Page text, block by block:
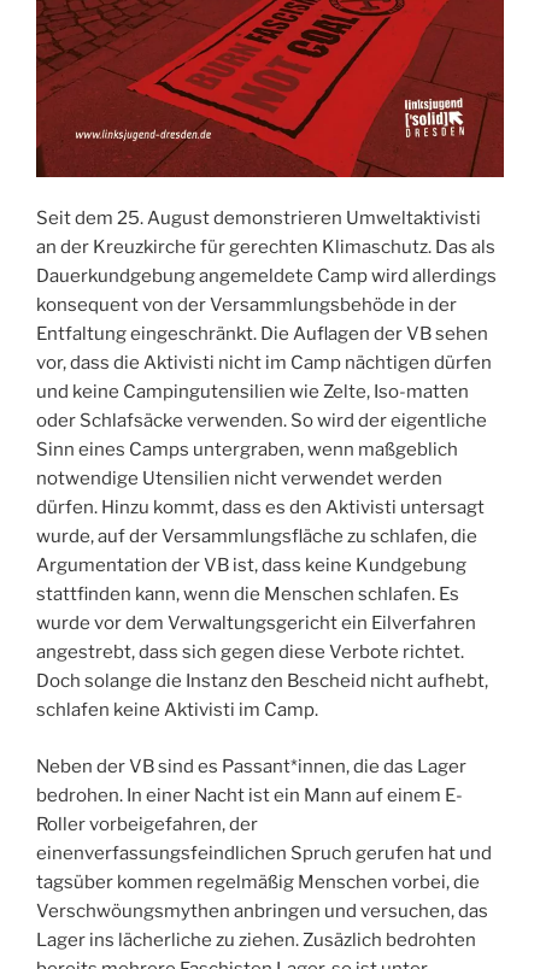
Seit dem 25. August demonstrieren Umweltaktivisti
an der Kreuzkirche für gerechten Klimaschutz. Das als
Dauerkundgebung angemeldete Camp wird allerdings
konsequent von der Versammlungsbehöde in der
Entfaltung eingeschränkt. Die Auflagen der VB sehen
vor, dass die Aktivisti nicht im Camp nächtigen dürfen
und keine Campingutensilien wie Zelte, Iso-matten
oder Schlafsäcke verwenden. So wird der eigentliche
Sinn eines Camps untergraben, wenn maßgeblich
notwendige Utensilien nicht verwendet werden
dürfen. Hinzu kommt, dass es den Aktivisti untersagt
wurde, auf der Versammlungsfläche zu schlafen, die
Argumentation der VB ist, dass keine Kundgebung
stattfinden kann, wenn die Menschen schlafen. Es
wurde vor dem Verwaltungsgericht ein Eilverfahren
angestrebt, dass sich gegen diese Verbote richtet.
Doch solange die Instanz den Bescheid nicht aufhebt,
schlafen keine Aktivisti im Camp.
Neben der VB sind es Passant*innen, die das Lager
bedrohen. In einer Nacht ist ein Mann auf einem E-
Roller vorbeigefahren, der
einenverfassungsfeindlichen Spruch gerufen hat und
tagsüber kommen regelmäßig Menschen vorbei, die
Verschwöungsmythen anbringen und versuchen, das
Lager ins lächerliche zu ziehen. Zusäzlich bedrohten